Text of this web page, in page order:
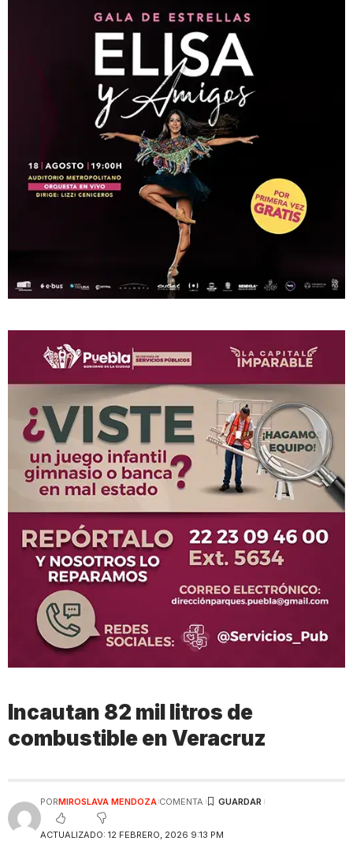
Incautan 82 mil litros de
combustible en Veracruz
ACTUALIZADO: 12 FEBRERO, 2026 9:13 PM
PORMIROSLAVA MENDOZA COMENTA